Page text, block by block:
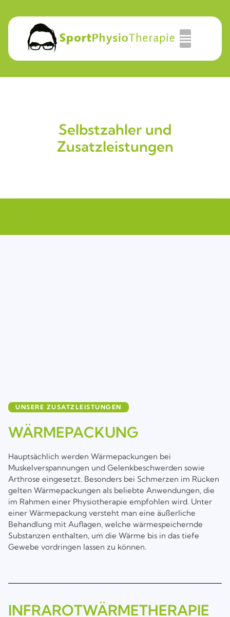
Selbstzahler und
Zusatzleistungen
UNSERE ZUSATZLEISTUNGEN
WÄRMEPACKUNG
Hauptsächlich werden Wärmepackungen bei
Muskelverspannungen und Gelenkbeschwerden sowie
Arthrose eingesetzt. Besonders bei Schmerzen im Rücken
gelten Wärmepackungen als beliebte Anwendungen, die
im Rahmen einer Physiotherapie empfohlen wird. Unter
einer Wärmepackung versteht man eine äußerliche
Behandlung mit Auflagen, welche wärmespeichernde
Substanzen enthalten, um die Wärme bis in das tiefe
Gewebe vordringen lassen zu können.
INFRAROTWÄRMETHERAPIE